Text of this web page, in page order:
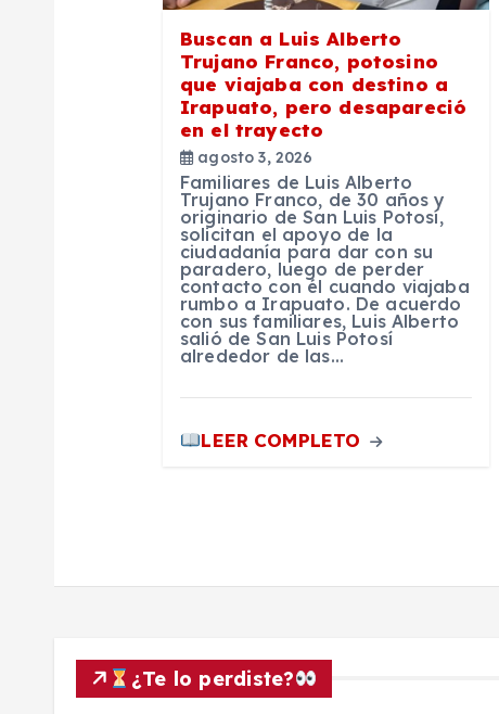
Buscan a Luis Alberto
Trujano Franco, potosino
que viajaba con destino a
Irapuato, pero desapareció
en el trayecto
agosto 3, 2026
Familiares de Luis Alberto
Trujano Franco, de 30 años y
originario de San Luis Potosí,
solicitan el apoyo de la
ciudadanía para dar con su
paradero, luego de perder
contacto con él cuando viajaba
rumbo a Irapuato. De acuerdo
con sus familiares, Luis Alberto
salió de San Luis Potosí
alrededor de las…
LEER COMPLETO
¿Te lo perdiste?